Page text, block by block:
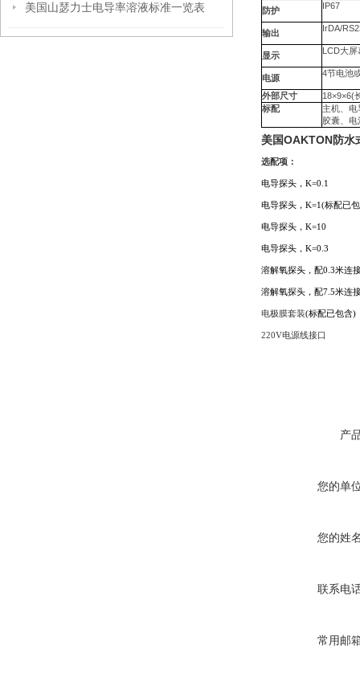
美国山瑟力士电导率溶液标准一览表 防护 IP67
输出 IrDA/
显示 LCD大屏
电源 4节电池
外部尺寸 18×9×6(
标配
主机、电
胶囊、
美国OAKTON防水
选配项：
电导探头，K=0.1
电导探头，K=1(标配已
电导探头，K=10
电导探头，K=0.3
溶解氧探头，配0.3米连
溶解氧探头，配7.5米连
电极膜套装(标配已包含)
220V电源线接口
产
您的单
您的姓
联系电
常用邮